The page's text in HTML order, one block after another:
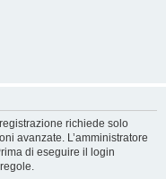
richiede solo
avanzate. L’amministratore
di eseguire il login